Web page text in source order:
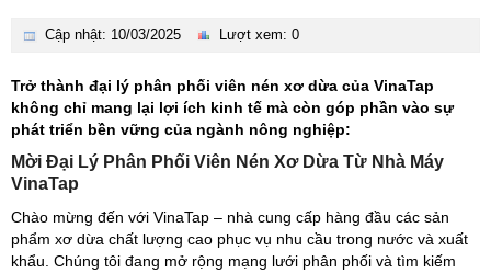
Cập nhật: 10/03/2025 Lượt xem: 0
Trở thành đại lý phân phối viên nén xơ dừa của VinaTap
không chỉ mang lại lợi ích kinh tế mà còn góp phần vào sự
phát triển bền vững của ngành nông nghiệp:
Mời Đại Lý Phân Phối Viên Nén Xơ Dừa Từ Nhà Máy
VinaTap
Chào mừng đến với VinaTap – nhà cung cấp hàng đầu các sản
phẩm xơ dừa chất lượng cao phục vụ nhu cầu trong nước và xuất
khẩu. Chúng tôi đang mở rộng mạng lưới phân phối và tìm kiếm